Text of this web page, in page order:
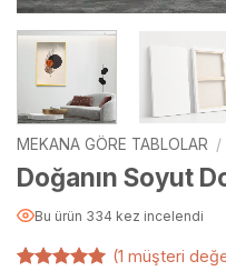
MEKANA GÖRE TABLOLAR /
Doğanın Soyut
Bu ürün 334 kez incelendi
(1 müşteri